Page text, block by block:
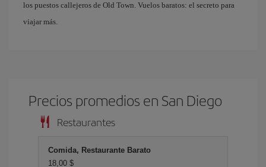
los puestos callejeros de Old Town. Vuelos baratos: el secreto para
viajar más.
Precios promedios en San Diego
Restaurantes
Comida, Restaurante Barato
18,00 $